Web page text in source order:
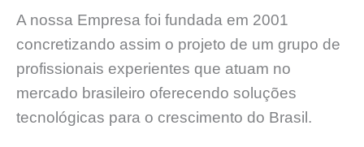
A nossa Empresa foi fundada em 2001
concretizando assim o projeto de um grupo de
profissionais experientes que atuam no
mercado brasileiro oferecendo soluções
tecnológicas para o crescimento do Brasil.